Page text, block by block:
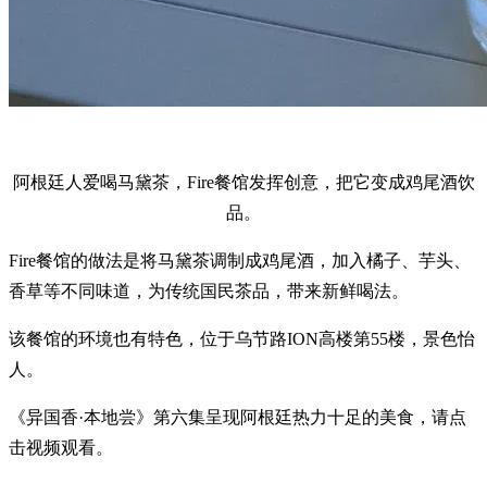
阿根廷人爱喝马黛茶，Fire餐馆发挥创意，把它变成鸡尾酒饮
品。
Fire餐馆的做法是将马黛茶调制成鸡尾酒，加入橘子、芋头、
香草等不同味道，为传统国民茶品，带来新鲜喝法。
该餐馆的环境也有特色，位于乌节路ION高楼第55楼，景色怡
人。
《异国香·本地尝》第六集呈现阿根廷热力十足的美食，请点
击视频观看。